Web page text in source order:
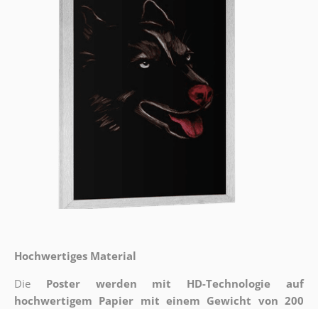
Hochwertiges Material
Die
Poster werden mit HD-Technologie auf
hochwertigem Papier mit einem Gewicht von 200